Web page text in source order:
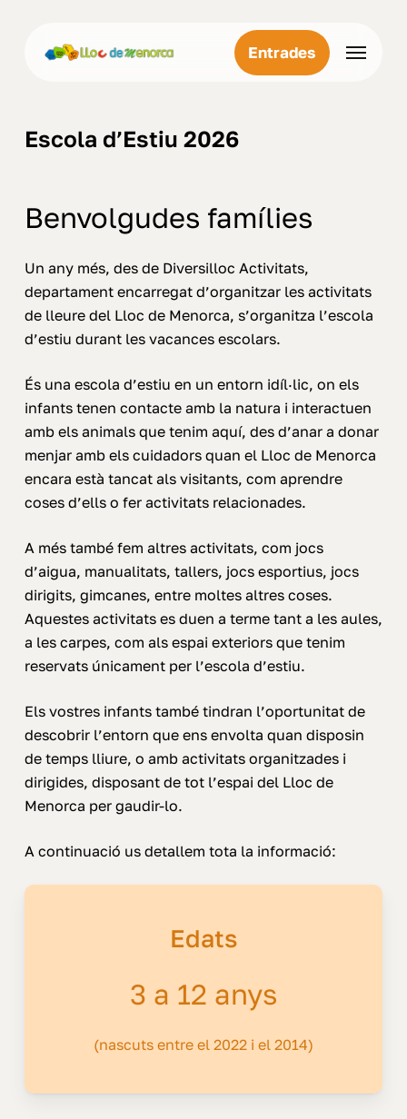
Entrades Menu
Escola d’Estiu 2026
Benvolgudes famílies
Un any més, des de Diversilloc Activitats,
departament encarregat d’organitzar les activitats
de lleure del Lloc de Menorca, s’organitza l’escola
d’estiu durant les vacances escolars.
És una escola d’estiu en un entorn idíl·lic, on els
infants tenen contacte amb la natura i interactuen
amb els animals que tenim aquí, des d’anar a donar
menjar amb els cuidadors quan el Lloc de Menorca
encara està tancat als visitants, com aprendre
coses d’ells o fer activitats relacionades.
A més també fem altres activitats, com jocs
d’aigua, manualitats, tallers, jocs esportius, jocs
dirigits, gimcanes, entre moltes altres coses.
Aquestes activitats es duen a terme tant a les aules,
a les carpes, com als espai exteriors que tenim
reservats únicament per l’escola d’estiu.
Els vostres infants també tindran l’oportunitat de
descobrir l’entorn que ens envolta quan disposin
de temps lliure, o amb activitats organitzades i
dirigides, disposant de tot l’espai del Lloc de
Menorca per gaudir-lo.
A continuació us detallem tota la informació:
Edats
3 a 12 anys
(nascuts entre el 2022 i el 2014)